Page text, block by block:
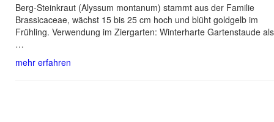
Berg-Steinkraut (Alyssum montanum) stammt aus der Familie
Brassicaceae, wächst 15 bis 25 cm hoch und blüht goldgelb im
Frühling. Verwendung im Ziergarten: Winterharte Gartenstaude als
…
mehr erfahren